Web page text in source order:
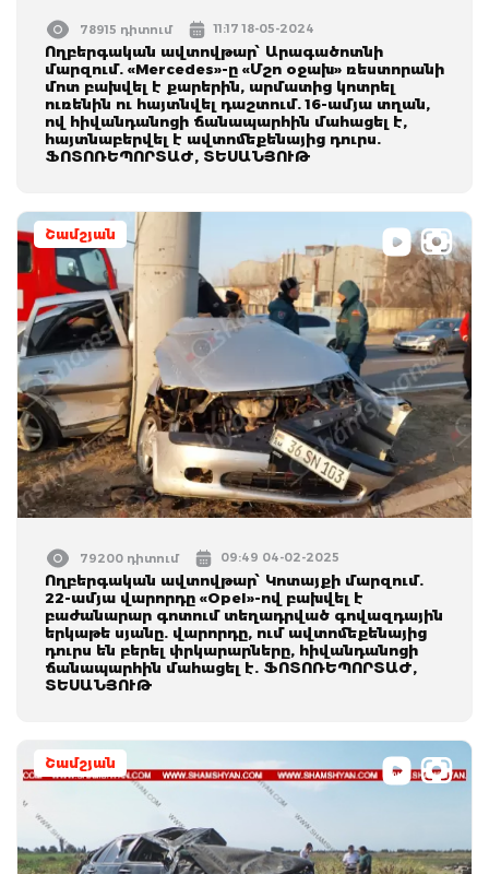
78915 դիտում 11:17 18-05-2024
Ողբերգական ավտովթար՝ Արագածոտնի
մարզում. «Mercedes»-ը «Մշո օջախ» ռեստորանի
մոտ բախվել է քարերին, արմատից կոտրել
ուռենին ու հայտնվել դաշտում. 16-ամյա տղան,
ով հիվանդանոցի ճանապարհին մահացել է,
հայտնաբերվել է ավտոմեքենայից դուրս.
ՖՈՏՈՌԵՊՈՐՏԱԺ, ՏԵՍԱՆՅՈՒԹ
Շամշյան
79200 դիտում 09:49 04-02-2025
Ողբերգական ավտովթար՝ Կոտայքի մարզում.
22-ամյա վարորդը «Opel»-ով բախվել է
բաժանարար գոտում տեղադրված գովազդային
երկաթե սյանը. վարորդը, ում ավտոմեքենայից
դուրս են բերել փրկարարները, հիվանդանոցի
ճանապարհին մահացել է. ՖՈՏՈՌԵՊՈՐՏԱԺ,
ՏԵՍԱՆՅՈՒԹ
Շամշյան